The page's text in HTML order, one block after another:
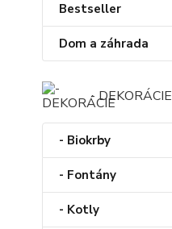
Bestseller
Dom a záhrada
- DEKORÁCIE
- Biokrby
- Fontány
- Kotly